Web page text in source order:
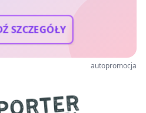
SZCZEGÓŁY
autopromocja